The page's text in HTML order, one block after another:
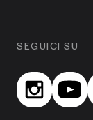
SEGUICI SU